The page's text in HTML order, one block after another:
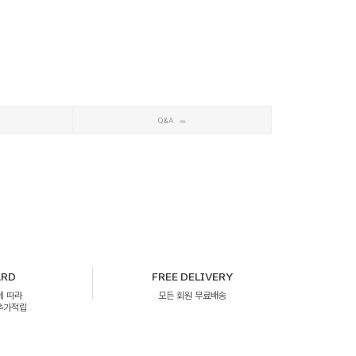
Q&A
따라
적립
FREE DELIVERY
모든 회원 무료배송